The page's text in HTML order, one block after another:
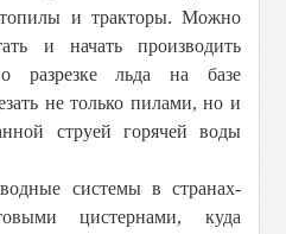
и тракторы. Можно
и начать производить
разрезке льда на базе
не только пилами, но и
струей горячей воды
системы в странах-
цистернами, куда